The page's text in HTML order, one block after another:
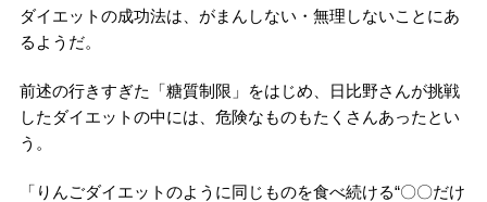
ダイエットの成功法は、がまんしない・無理しないことにあ
るようだ。
前述の行きすぎた「糖質制限」をはじめ、日比野さんが挑戦
したダイエットの中には、危険なものもたくさんあったとい
う。
「りんごダイエットのように同じものを食べ続ける“〇〇だけ